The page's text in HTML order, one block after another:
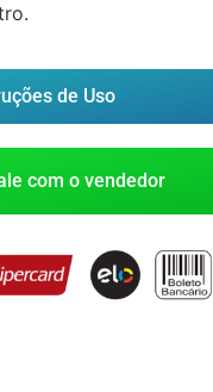
de Uso
com o vendedor